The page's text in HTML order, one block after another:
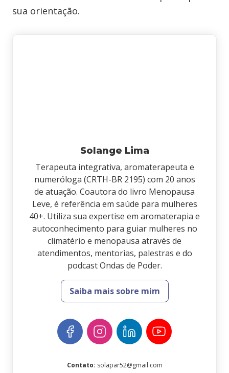
sua orientação.
Solange Lima
Terapeuta integrativa, aromaterapeuta e
numeróloga (CRTH-BR 2195) com 20 anos
de atuação. Coautora do livro Menopausa
Leve, é referência em saúde para mulheres
40+. Utiliza sua expertise em aromaterapia e
autoconhecimento para guiar mulheres no
climatério e menopausa através de
atendimentos, mentorias, palestras e do
podcast Ondas de Poder.
Saiba mais sobre mim
Contato: solapar52@gmail.com